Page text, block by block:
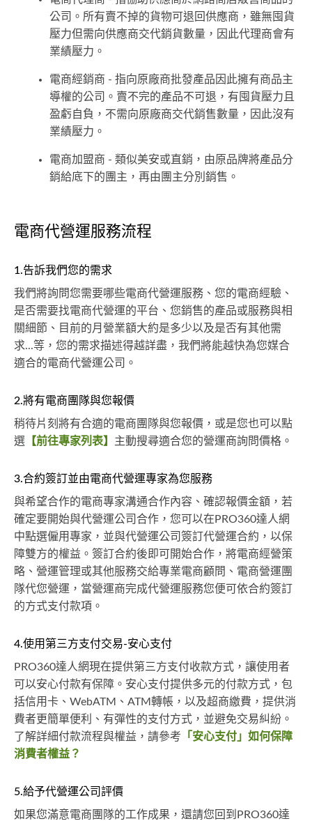
公司。所有賣不掉的貨物可退回供應商，雖無囤貨
壓力但需向供應商交代銷貨數量，因此代理商會有
業績壓力。
電商經銷商 - 指向原廠商批發產品因此擁有商品主
導權的公司。賣不完的產品不可退，有囤貨壓力且
盈虧自負，不需向原廠商交代銷售數量，因此沒有
業績壓力。
電商加盟商 - 類似美安或直銷，由原品牌將產品分
銷給底下的團主，再由團主分別銷售。
電商代營運服務流程
1.告訴我們您的需求
我們將詢問您需要哪些電商代營運服務、您的電商經驗、
是否需要找電商代營運的平台、您銷售的產品或服務與相
關細節、目前的月營業額大約是多少以及是否有其他需
求...等，您的需求描述得越詳盡，我們將能越快為您媒合
適合的電商代營運公司。
2.將有電商團隊與您報價
稍待片刻將有合適的電商團隊與您報價，或是您也可以點
選 【前往專家列表】 主動搜尋適合您的營運商詢問價格。
3.合約簽訂並由電商代營運專家為您服務
與希望合作的電商專家溝通合作內容、確認報價金額，若
確定要開始與代營運公司合作，您可以在PRO360達人網
中點選僱用專家，並與代營運公司簽訂代營運合約，以保
障雙方的權益。簽訂合約後即可開始合作，將電商經營策
略、營運管理或其他服務交給專業電商顧問、電商營運團
隊代您營運，當營運商完成代營運服務您便可依合約簽訂
的方式支付款項。
4.使用第三方支付交易-安心支付
PRO360達人網現在提供第三方支付收款方式，讓使用者
可以安心付款有保障。安心支付提供多元的付款方式，包
括信用卡、WebATM、ATM轉帳，以及超商繳費，提供消
費者更簡單便利、有彈性的支付方式，並避免交易糾紛。
了解詳細付款流程與權益，請參考 「安心支付」如何保障
消費者權益？
5.給予代營運公司評價
如果您滿意電商團隊的工作成果，還請您回到PRO360達